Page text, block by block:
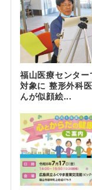
福山医療センター
対象に 整形外科
んが似顔絵...